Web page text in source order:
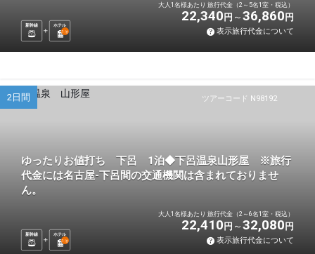
新幹線
ホテル
1 泊
大人1名様あたり 旅行代金（2～5名1室・税込）
22,340 円 36,860 円
表示旅行代金について
ツアーコード N98192
2日間
ゆったりお値打ち 下呂 1泊◆下呂温泉山形屋 ※旅行
代金には名古屋-下呂間の交通機関は含まれておりませ
ん。
新幹線
ホテル
1 泊
大人1名様あたり 旅行代金（2～6名1室・税込）
22,410 円 32,080 円
表示旅行代金について